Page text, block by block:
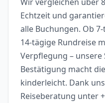
Echtzeit und
alle Buchungen. Ob
14-tägige Rundreise
Verpflegung –
Bestätigung macht
kinderleicht. Dank
Reiseberatung unter